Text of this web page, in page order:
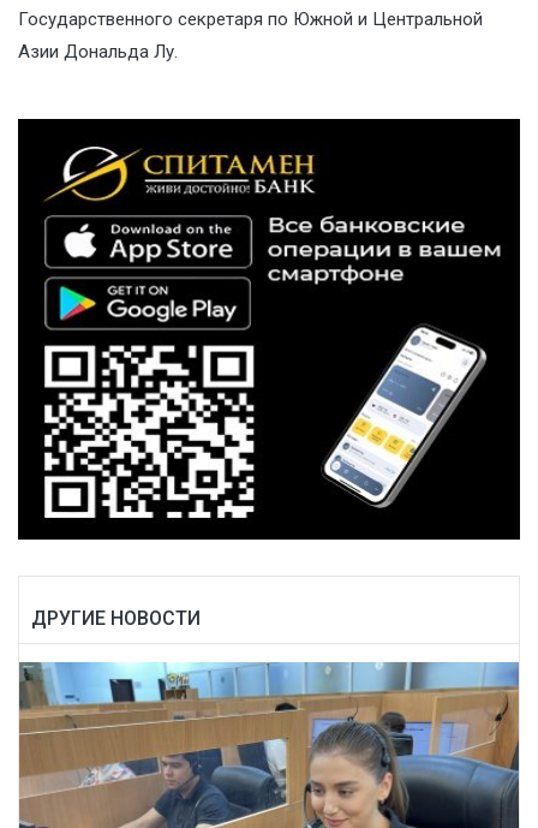
Государственного секретаря по Южной и Центральной
Азии Дональда Лу.
ДРУГИЕ НОВОСТИ